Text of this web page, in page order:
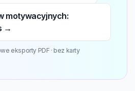
motywacyjnych:
→
eksporty PDF · bez karty